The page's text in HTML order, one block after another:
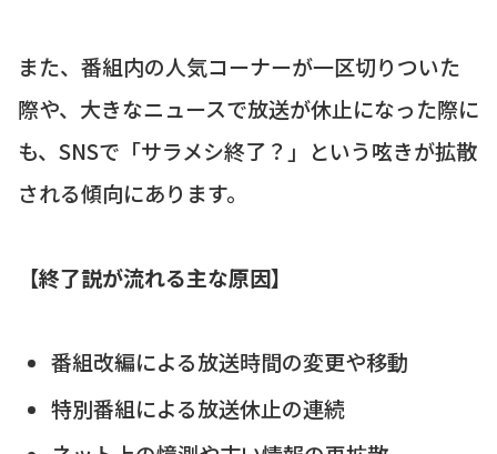
また、番組内の人気コーナーが一区切りついた
際や、大きなニュースで放送が休止になった際に
も、SNSで「サラメシ終了？」という呟きが拡散
される傾向にあります。
【終了説が流れる主な原因】
番組改編による放送時間の変更や移動
特別番組による放送休止の連続